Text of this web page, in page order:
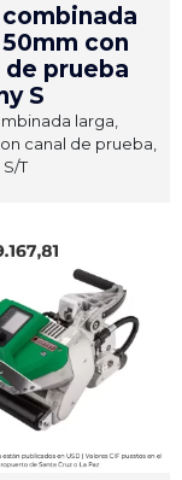
combinada
50mm con
de prueba
S
larga,
canal de prueba,
T